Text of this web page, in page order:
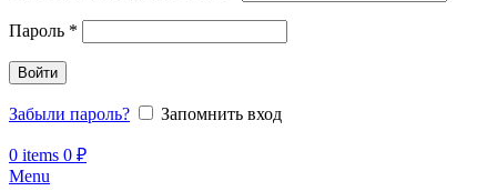
Пароль *
Войти
Забыли пароль? Запомнить вход
0 items 0 ₽
Menu